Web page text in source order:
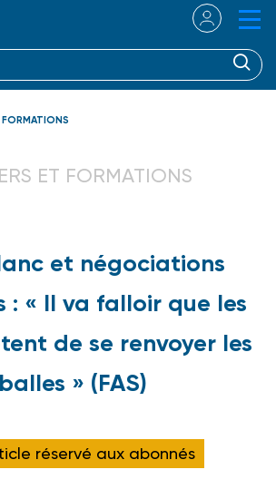
FORMATIONS
ET FORMATIONS
et négociations
: « Il va falloir que les
de se renvoyer les
balles » (FAS)
réservé aux abonnés